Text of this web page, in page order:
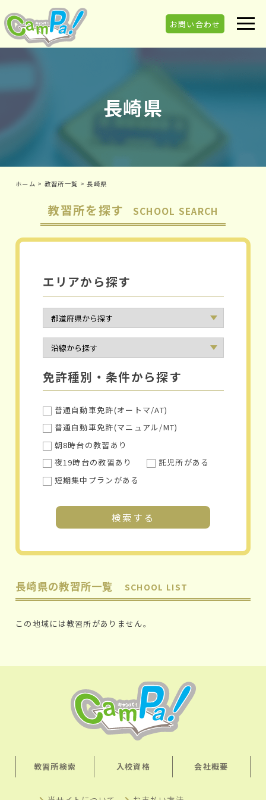
お問い合わせ
長崎県
ホーム > 教習所一覧 >長崎県
教習所を探す SCHOOL SEARCH
エリアから探す
免許種別・条件から探す
普通自動車免許(オートマ/AT)
普通自動車免許(マニュアル/MT)
朝8時台の教習あり
夜19時台の教習あり
託児所がある
短期集中プランがある
長崎県の教習所一覧 SCHOOL LIST
この地域には教習所がありません。
教習所検索 入校資格 会社概要